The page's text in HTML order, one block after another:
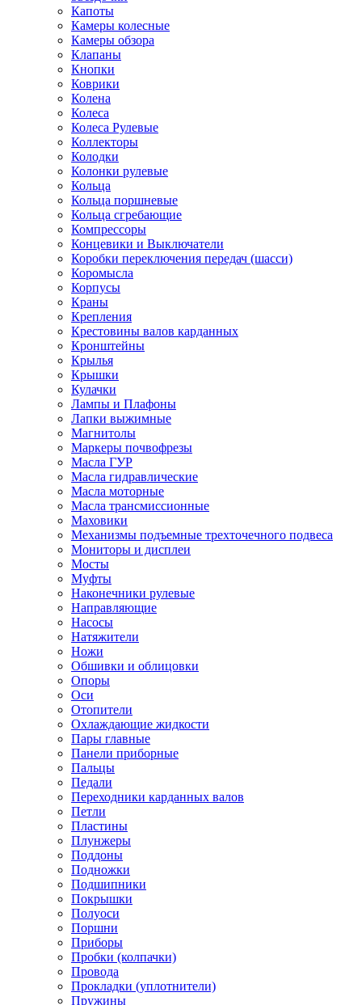
Капоты
Камеры колесные
Камеры обзора
Клапаны
Кнопки
Коврики
Колена
Колеса
Колеса Рулевые
Коллекторы
Колодки
Колонки рулевые
Кольца
Кольца поршневые
Кольца сгребающие
Компрессоры
Концевики и Выключатели
Коробки переключения передач (шасси)
Коромысла
Корпусы
Краны
Крепления
Крестовины валов карданных
Кронштейны
Крылья
Крышки
Кулачки
Лампы и Плафоны
Лапки выжимные
Магнитолы
Маркеры почвофрезы
Масла ГУР
Масла гидравлические
Масла моторные
Масла трансмиссионные
Маховики
Механизмы подъемные трехточечного подвеса
Мониторы и дисплеи
Мосты
Муфты
Наконечники рулевые
Направляющие
Насосы
Натяжители
Ножи
Обшивки и облицовки
Опоры
Оси
Отопители
Охлаждающие жидкости
Пары главные
Панели приборные
Пальцы
Педали
Переходники карданных валов
Петли
Пластины
Плунжеры
Поддоны
Подножки
Подшипники
Покрышки
Полуоси
Поршни
Приборы
Пробки (колпачки)
Провода
Прокладки (уплотнители)
Пружины